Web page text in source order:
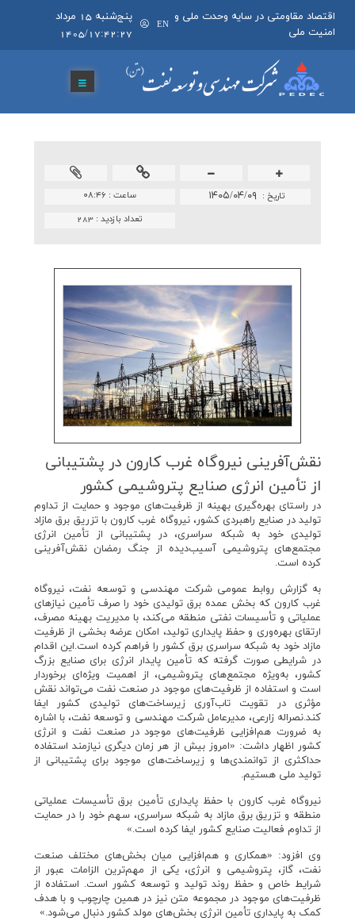
اقتصاد مقاومتی در سایه وحدت ملی و
امنیت ملی
EN
پنج‌شنبه 15 مرداد
1405/17:42:27
ساعت : ۰۸:۴۶ تاريخ : ۱۴۰۵/۰۴/۰۹
تعداد بازدید :283
نقش‌آفرینی نیروگاه غرب كارون در پشتیبانی
از تأمین انرژی صنایع پتروشیمی كشور
در راستای بهره‌گیری بهینه از ظرفیت‌های موجود و حمایت از تداوم
تولید در صنایع راهبردی کشور، نیروگاه غرب کارون با تزریق برق مازاد
تولیدی خود به شبکه سراسری، در پشتیبانی از تأمین انرژی
مجتمع‌های پتروشیمی آسیب‌دیده از جنگ رمضان نقش‌آفرینی
کرده است.
به گزارش روابط عمومی شرکت مهندسی و توسعه نفت، نیروگاه
غرب کارون که بخش عمده برق تولیدی خود را صرف تأمین نیازهای
عملیاتی و تأسیسات نفتی منطقه می‌کند، با مدیریت بهینه مصرف،
ارتقای بهره‌وری و حفظ پایداری تولید، امکان عرضه بخشی از ظرفیت
مازاد خود به شبکه سراسری برق کشور را فراهم کرده است.این اقدام
در شرایطی صورت گرفته که تأمین پایدار انرژی برای صنایع بزرگ
کشور، به‌ویژه مجتمع‌های پتروشیمی، از اهمیت ویژه‌ای برخوردار
است و استفاده از ظرفیت‌های موجود در صنعت نفت می‌تواند نقش
مؤثری در تقویت تاب‌آوری زیرساخت‌های تولیدی کشور ایفا
کند.نصراله زارعی، مدیرعامل شرکت مهندسی و توسعه نفت، با اشاره
به ضرورت هم‌افزایی ظرفیت‌های موجود در صنعت نفت و انرژی
کشور اظهار داشت: «امروز بیش از هر زمان دیگری نیازمند استفاده
حداکثری از توانمندی‌ها و زیرساخت‌های موجود برای پشتیبانی از
تولید ملی هستیم.
نیروگاه غرب کارون با حفظ پایداری تأمین برق تأسیسات عملیاتی
منطقه و تزریق برق مازاد به شبکه سراسری، سهم خود را در حمایت
از تداوم فعالیت صنایع کشور ایفا کرده است.»
وی افزود: «همکاری و هم‌افزایی میان بخش‌های مختلف صنعت
نفت، گاز، پتروشیمی و انرژی، یکی از مهم‌ترین الزامات عبور از
شرایط خاص و حفظ روند تولید و توسعه کشور است. استفاده از
ظرفیت‌های موجود در مجموعه متن نیز در همین چارچوب و با هدف
کمک به پایداری تأمین انرژی بخش‌های مولد کشور دنبال می‌شود.»